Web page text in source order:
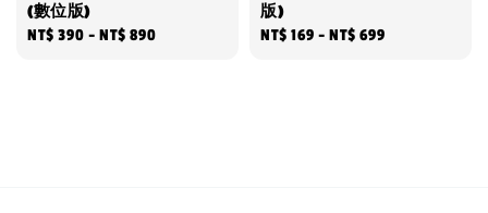
(數位版)
Regular
NT$ 390 -NT$ 890
版)
Regular
NT$ 169 -NT$ 699